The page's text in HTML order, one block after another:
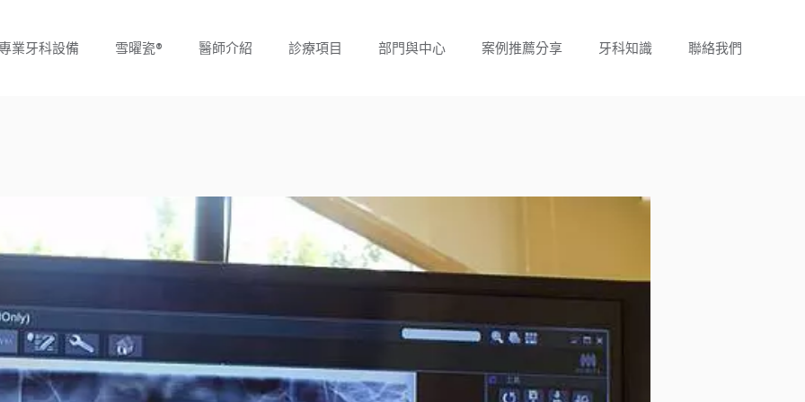
業牙科設備 雪曜瓷® 醫師介紹 診療項目 部門與中心 案例推薦分享 牙科知識 聯絡我們